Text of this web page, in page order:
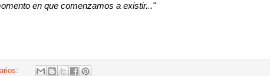
en que comenzamos a existir..."